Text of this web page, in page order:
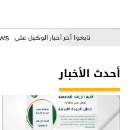
أحدث الأخبار